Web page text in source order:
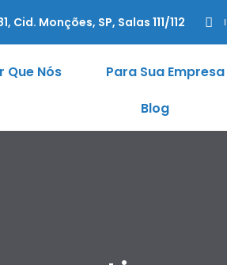
Cid. Monções, SP, Salas 111/112
Que Nós Para Sua Empresa
Blog